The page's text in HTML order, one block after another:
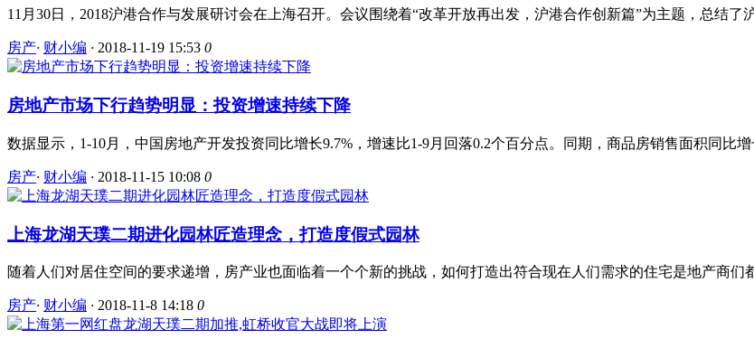
11月30日，2018沪港合作与发展研讨会在上海召开。会议围绕着“改革开放再出发，沪港合作创新篇”为主题，总结
房产· 财小编 · 2018-11-19 15:53 0
房地产市场下行趋势明显：投资增速持续下降
数据显示，1-10月，中国房地产开发投资同比增长9.7%，增速比1-9月回落0.2个百分点。同期，商品房销售面积同比
房产· 财小编 · 2018-11-15 10:08 0
上海龙湖天璞二期进化园林匠造理念，打造度假式园林
随着人们对居住空间的要求递增，房产业也面临着一个个新的挑战，如何打造出符合现在人们需求的住宅是地产商
房产· 财小编 · 2018-11-8 14:18 0